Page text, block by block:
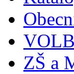
ZŠ a